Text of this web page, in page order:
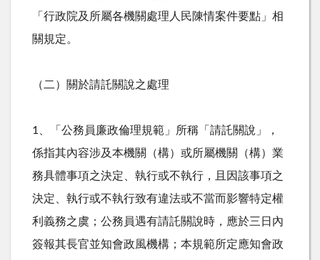
「行政院及所屬各機關處理人民陳情案件要點」相
關規定。
（二）關於請託關說之處理
1、「公務員廉政倫理規範」所稱「請託關說」，
係指其內容涉及本機關（構）或所屬機關（構）業
務具體事項之決定、執行或不執行，且因該事項之
決定、執行或不執行致有違法或不當而影響特定權
利義務之虞；公務員遇有請託關說時，應於三日內
簽報其長官並知會政風機構；本規範所定應知會政